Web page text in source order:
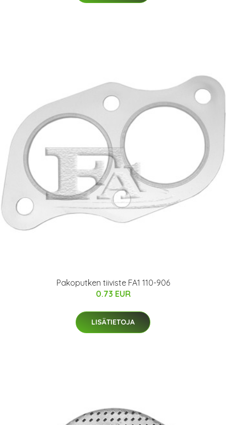
Pakoputken tiiviste FA1 110-906
0.73 EUR
LISÄTIETOJA